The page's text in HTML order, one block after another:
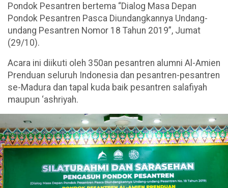
Pondok Pesantren bertema “Dialog Masa Depan
Pondok Pesantren Pasca Diundangkannya Undang-
undang Pesantren Nomor 18 Tahun 2019”, Jumat
(29/10).
Acara ini diikuti oleh 350an pesantren alumni Al-Amien
Prenduan seluruh Indonesia dan pesantren-pesantren
se-Madura dan tapal kuda baik pesantren salafiyah
maupun ‘ashriyah.